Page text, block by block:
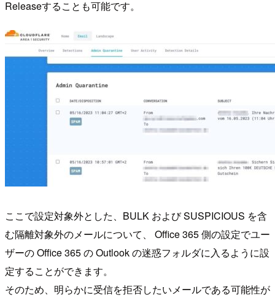
Releaseすることも可能です。
ここで設定対象外とした、BULK および SUSPICIOUS を含
む隔離対象外のメールについて、 Office 365 側の設定でユー
ザーの Office 365 の Outlook の迷惑フォルダに入るように設
定することができます。
そのため、明らかに受信を拒否したいメールである可能性が